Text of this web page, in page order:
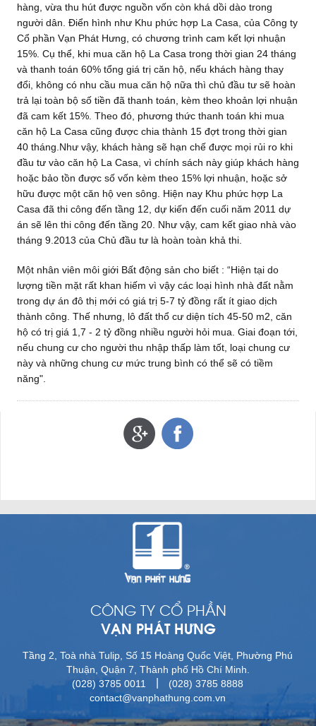
hàng, vừa thu hút được nguồn vốn còn khá dồi dào trong
người dân. Điển hình như Khu phức hợp La Casa, của Công ty
Cổ phần Vạn Phát Hưng, có chương trình cam kết lợi nhuận
15%. Cụ thể, khi mua căn hộ La Casa trong thời gian 24 tháng
và thanh toán 60% tổng giá trị căn hộ, nếu khách hàng thay
đổi, không có nhu cầu mua căn hộ nữa thì chủ đầu tư sẽ hoàn
trả lại toàn bộ số tiền đã thanh toán, kèm theo khoản lợi nhuận
đã cam kết 15%. Theo đó, phương thức thanh toán khi mua
căn hộ La Casa cũng được chia thành 15 đợt trong thời gian
40 tháng.Như vậy, khách hàng sẽ hạn chế được mọi rủi ro khi
đầu tư vào căn hộ La Casa, vì chính sách này giúp khách hàng
hoặc bảo tồn được số vốn kèm theo 15% lợi nhuận, hoặc sở
hữu được một căn hộ ven sông. Hiện nay Khu phức hợp La
Casa đã thi công đến tầng 12, dự kiến đến cuối năm 2011 dự
án sẽ lên thi công đến tầng 20. Như vậy, cam kết giao nhà vào
tháng 9.2013 của Chủ đầu tư là hoàn toàn khả thi.
Một nhân viên môi giới Bất động sản cho biết : “Hiện tại do
lượng tiền mặt rất khan hiếm vì vậy các loại hình nhà đất nằm
trong dự án đô thị mới có giá trị 5-7 tỷ đồng rất ít giao dịch
thành công. Thế nhưng, lô đất thổ cư diện tích 45-50 m2, căn
hộ có trị giá 1,7 - 2 tỷ đồng nhiều người hỏi mua. Giai đoạn tới,
nếu chung cư cho người thu nhập thấp làm tốt, loại chung cư
này và những chung cư mức trung bình có thể sẽ có tiềm
năng".
CÔNG TY CỔ PHẦN
VẠN PHÁT HƯNG
Tầng 2, Toà nhà Tulip, Số 15 Hoàng Quốc Việt, Phường Phú
Thuận, Quận 7, Thành phố Hồ Chí Minh.
(028) 3785 0011
(028) 3785 8888
contact@vanphathung.com.vn